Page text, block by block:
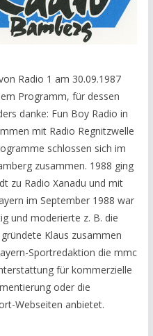
Radio 1 am 30.09.1987
Programm, für dessen
danke: Fun Boy Radio in
mit Radio Regnitzwelle
schlossen sich im
zusammen. 1988 ging
zu Radio Xanadu und mit
im September 1988 war
und moderierte z. B. die
Klaus zusammen
Sportredaktion die mmc
für kommerzielle
oder die
Webseiten anbietet.